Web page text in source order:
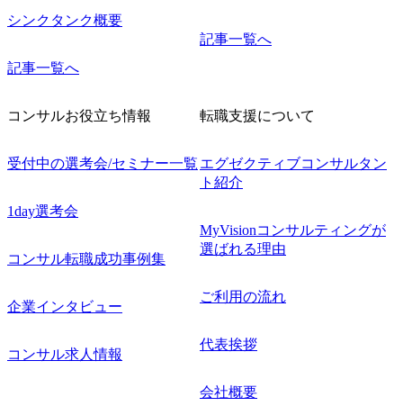
シンクタンク概要
記事一覧へ
記事一覧へ
コンサルお役立ち情報
受付中の選考会/セミナー一覧
1day選考会
コンサル転職成功事例集
企業インタビュー
コンサル求人情報
転職支援について
エグゼクティブコンサルタン
ト紹介
MyVisionコンサルティングが
選ばれる理由
ご利用の流れ
代表挨拶
会社概要